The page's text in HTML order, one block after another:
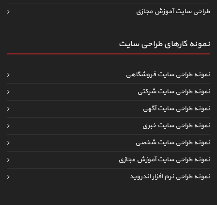
طراحی سایت آموزش مجازی
نمونه کارهای طراحی سایت
نمونه طراحی سایت فروشگاهی
نمونه طراحی سایت شرکتی
نمونه طراحی سایت آگهی
نمونه طراحی سایت خبری
نمونه طراحی سایت شخصی
نمونه طراحی سایت آموزش مجازی
نمونه طراحی نرم افزار اندروید